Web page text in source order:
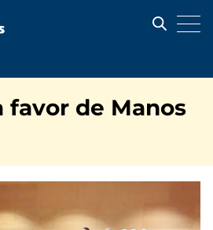
favor de Manos